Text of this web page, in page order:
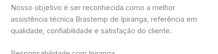
Nosso objetivo é ser reconhecida como a melhor
assistência técnica Brastemp de Ipiranga, referência em
qualidade, confiabilidade e satisfação do cliente.